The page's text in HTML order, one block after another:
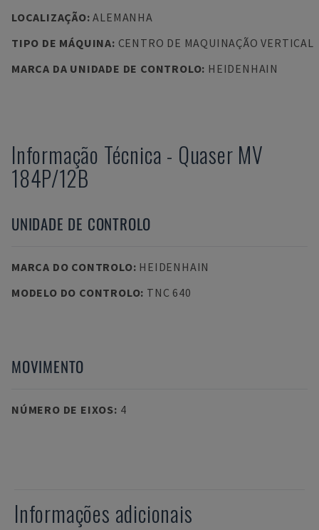
LOCALIZAÇÃO:ALEMANHA
TIPO DE MÁQUINA: CENTRO DE MAQUINAÇÃO VERTICAL
MARCA DA UNIDADE DE CONTROLO: HEIDENHAIN
Informação Técnica - Quaser MV
184P/12B
UNIDADE DE CONTROLO
MARCA DO CONTROLO: HEIDENHAIN
MODELO DO CONTROLO: TNC 640
MOVIMENTO
NÚMERO DE EIXOS: 4
Informações adicionais